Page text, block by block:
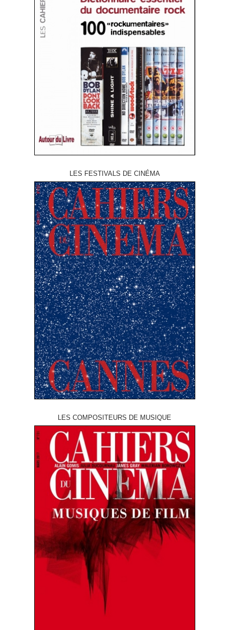
LES FESTIVALS DE CINÉMA
LES COMPOSITEURS DE MUSIQUE